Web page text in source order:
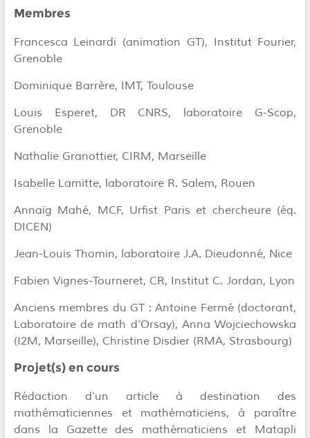
Membres
Francesca Leinardi (animation GT), Institut Fourier,
Grenoble
Dominique Barrère, IMT, Toulouse
Louis Esperet, DR CNRS, laboratoire G-Scop,
Grenoble
Nathalie Granottier, CIRM, Marseille
Isabelle Lamitte, laboratoire R. Salem, Rouen
Annaïg Mahé, MCF, Urfist Paris et chercheure (éq.
DICEN)
Jean-Louis Thomin, laboratoire J.A. Dieudonné, Nice
Fabien Vignes-Tourneret, CR, Institut C. Jordan, Lyon
Anciens membres du GT : Antoine Fermé (doctorant,
Laboratoire de math d’Orsay), Anna Wojciechowska
(I2M, Marseille), Christine Disdier (RMA, Strasbourg)
Projet(s) en cours
Rédaction d’un article à destination des
mathématiciennes et mathématiciens, à paraître
dans la Gazette des mathématiciens et Matapli